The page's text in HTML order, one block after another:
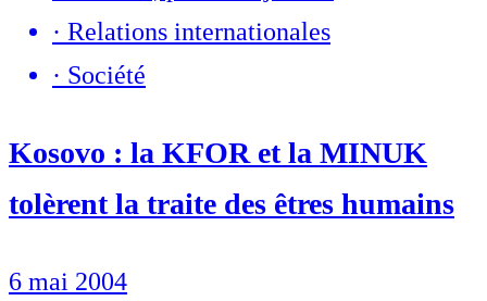
· Relations internationales
· Société
Kosovo : la KFOR et la MINUK
tolèrent la traite des êtres humains
6 mai 2004